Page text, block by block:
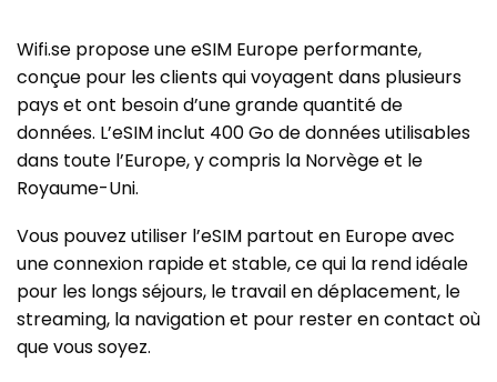
Wifi.se propose une eSIM Europe performante,
conçue pour les clients qui voyagent dans plusieurs
pays et ont besoin d’une grande quantité de
données. L’eSIM inclut 400 Go de données utilisables
dans toute l’Europe, y compris la Norvège et le
Royaume-Uni.
Vous pouvez utiliser l’eSIM partout en Europe avec
une connexion rapide et stable, ce qui la rend idéale
pour les longs séjours, le travail en déplacement, le
streaming, la navigation et pour rester en contact où
que vous soyez.